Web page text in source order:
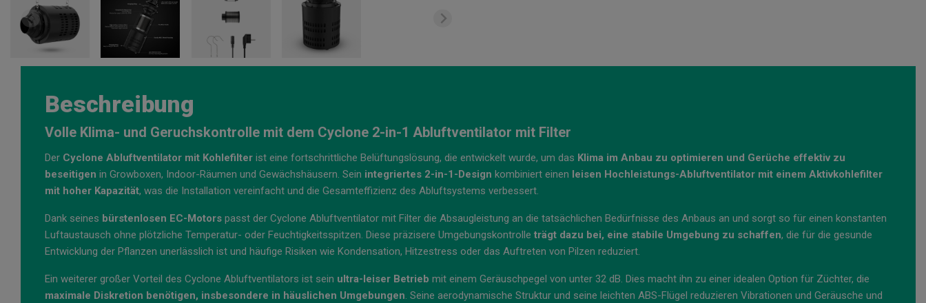
Beschreibung
Volle Klima- und Geruchskontrolle mit dem Cyclone 2-in-1 Abluftventilator mit Filter
Der Cyclone Abluftventilator mit Kohlefilter ist eine fortschrittliche Belüftungslösung, die entwickelt wurde, um das Klima im Anbau zu optimieren und Gerüche effektiv zu
beseitigen in Growboxen, Indoor-Räumen und Gewächshäusern. Sein integriertes 2-in-1-Design kombiniert einen leisen Hochleistungs-Abluftventilator mit einem Aktivkohlefilter
mit hoher Kapazität, was die Installation vereinfacht und die Gesamteffizienz des Abluftsystems verbessert.
Dank seines bürstenlosen EC-Motors passt der Cyclone Abluftventilator mit Filter die Absaugleistung an die tatsächlichen Bedürfnisse des Anbaus an und sorgt so für einen konstanten
Luftaustausch ohne plötzliche Temperatur- oder Feuchtigkeitsspitzen. Diese präzisere Umgebungskontrolle trägt dazu bei, eine stabile Umgebung zu schaffen, die für die gesunde
Entwicklung der Pflanzen unerlässlich ist und häufige Risiken wie Kondensation, Hitzestress oder das Auftreten von Pilzen reduziert.
Ein weiterer großer Vorteil des Cyclone Abluftventilators ist sein ultra-leiser Betrieb mit einem Geräuschpegel von unter 32 dB. Dies macht ihn zu einer idealen Option für Züchter, die
maximale Diskretion benötigen, insbesondere in häuslichen Umgebungen. Seine aerodynamische Struktur und seine leichten ABS-Flügel reduzieren Vibrationen und Geräusche und